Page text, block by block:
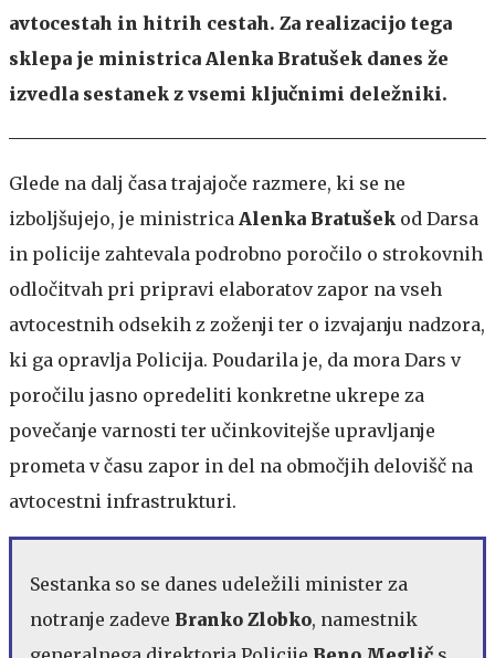
avtocestah in hitrih cestah. Za realizacijo tega
sklepa je ministrica Alenka Bratušek danes že
izvedla sestanek z vsemi ključnimi deležniki.
Glede na dalj časa trajajoče razmere, ki se ne
izboljšujejo, je ministrica Alenka Bratušek od Darsa
in policije zahtevala podrobno poročilo o strokovnih
odločitvah pri pripravi elaboratov zapor na vseh
avtocestnih odsekih z zoženji ter o izvajanju nadzora,
ki ga opravlja Policija. Poudarila je, da mora Dars v
poročilu jasno opredeliti konkretne ukrepe za
povečanje varnosti ter učinkovitejše upravljanje
prometa v času zapor in del na območjih delovišč na
avtocestni infrastrukturi.
Sestanka so se danes udeležili minister za
notranje zadeve Branko Zlobko, namestnik